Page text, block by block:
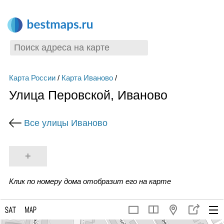
Карта России/ Карта Иваново/
Улица Перовской, Иваново
Все улицы Иваново
+
Клик по номеру дома отобразит его на карте